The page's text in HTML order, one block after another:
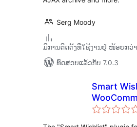
Serg Moody
ມີການຕິດຕັ້ງທີ່ໃຊ້ງານຢູ່ ໜ້ອຍກວ່
ທົດສອບແລ້ວກັບ 7.0.3
Smart